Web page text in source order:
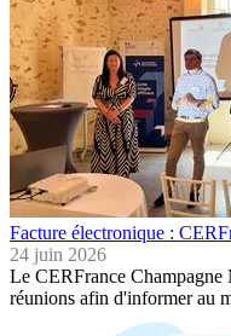
Facture électronique :
24 juin 2026
Le CERFrance Champagne
réunions afin d'informer au